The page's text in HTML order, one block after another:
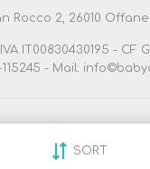
Rocco 2, 26010
IT00830430195 - CF
115245 - Mail:
by
Nop-SORT